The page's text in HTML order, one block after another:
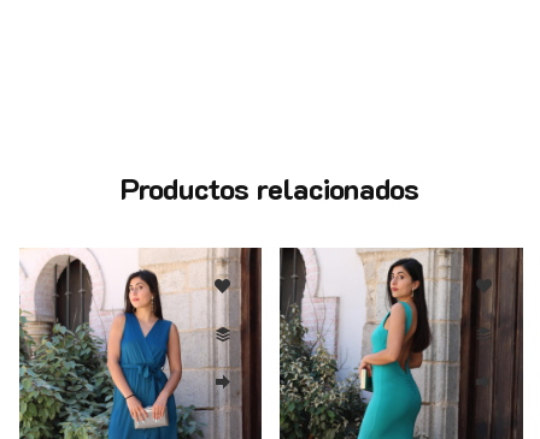
Productos relacionados